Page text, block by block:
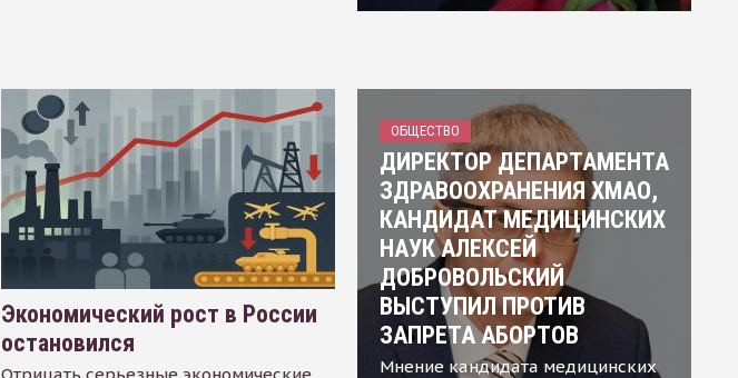
Экономический рост в России
остановился
ОБЩЕСТВО
ДИРЕКТОР ДЕПАРТАМЕНТА
ЗДРАВООХРАНЕНИЯ ХМАО,
КАНДИДАТ МЕДИЦИНСКИХ
НАУК АЛЕКСЕЙ
ДОБРОВОЛЬСКИЙ
ВЫСТУПИЛ ПРОТИВ
ЗАПРЕТА АБОРТОВ
Мнение кандидата медицинских